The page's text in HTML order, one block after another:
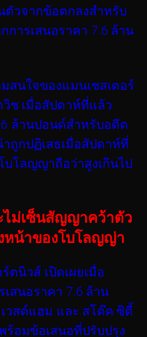
ตัวจากข้อตกลงสำหรับ
ารเสนอราคา 7.6 ล้าน
สนใจของแมนเชสเตอร์
วิช เมื่อสัปดาห์ที่แล้ว
ล้านปอนด์สำหรับอดีต
ถูกปฏิเสธเมื่อสัปดาห์ที่
บโลญญาถือว่าสูงเกินไป
ไม่เซ็นสัญญาคว้าตัว
หน้าของโบโลญญ่า
นิวส์ เปิดเผยเมื่อ
สนอราคา 7.6 ล้าน
วสต์แฮม และ สโต๊ค ซิตี้
ร้อมข้อเสนอที่ปรับปรุง